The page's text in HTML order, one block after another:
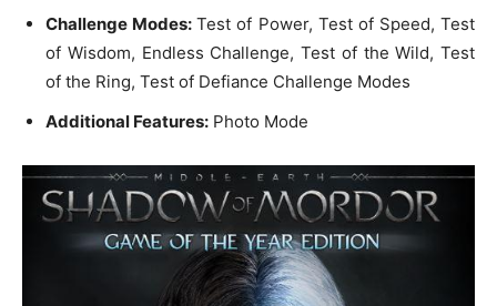
Challenge Modes:Test of Power, Test of Speed, Test
of Wisdom, Endless Challenge, Test of the Wild, Test
of the Ring, Test of Defiance Challenge Modes
Additional Features: Photo Mode